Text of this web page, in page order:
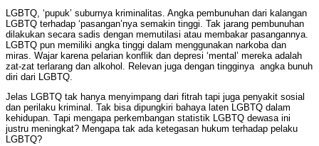
LGBTQ, ‘pupuk’ suburnya kriminalitas. Angka pembunuhan dari kalangan
LGBTQ terhadap ‘pasangan’nya semakin tinggi. Tak jarang pembunuhan
dilakukan secara sadis dengan memutilasi atau membakar pasangannya.
LGBTQ pun memiliki angka tinggi dalam menggunakan narkoba dan
miras. Wajar karena pelarian konflik dan depresi ‘mental’ mereka adalah
zat-zat terlarang dan alkohol. Relevan juga dengan tingginya angka bunuh
diri dari LGBTQ.
Jelas LGBTQ tak hanya menyimpang dari fitrah tapi juga penyakit sosial
dan perilaku kriminal. Tak bisa dipungkiri bahaya laten LGBTQ dalam
kehidupan. Tapi mengapa perkembangan statistik LGBTQ dewasa ini
justru meningkat? Mengapa tak ada ketegasan hukum terhadap pelaku
LGBTQ?